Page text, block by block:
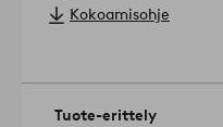
sisältää puuta, joka on
Kokoamisohje
Tuote-erittely